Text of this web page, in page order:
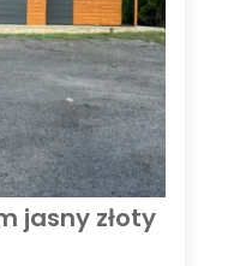
jasny złoty